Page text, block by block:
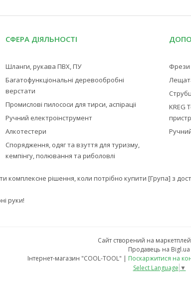
СФЕРА ДІЯЛЬНОСТІ
Шланги, рукава ПВХ, ПУ
Багатофункціональні деревообробні
верстати
Промислові пилососи для тирси, аспіраціі
Ручний електроінструмент
Алкотестери
Спорядження, одяг та взуття для туризму,
кемпінгу, полювання та риболовлі
Фрези
KREG
комплексне рішення, коли потрібно купити [Група] з
руки!
Сайт створений на
Продавець на Bigl.ua
Інтернет-магазин "COOL-TOOL" | Поскаржитися на
Select Language ▼